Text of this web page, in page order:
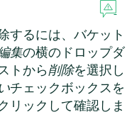
するには、バケット
集の横のドロップダ
トから削除を選択し
チェックボックスを
リックして確認しま